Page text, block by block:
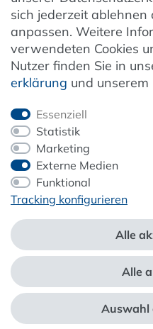
Vertrag widerrufen
Newsletter
Jetzt anmelden
ZAHLUNG
*Alle Preise inkl. der gesetzl. MwSt.
sich jederzeit ablehnen
anpassen. Weitere
verwendeten Cookies
Nutzer finden Sie in
erklärung und unserem
Essenziell
Statistik
Marketing
Externe Medien
Funktional
Tracking konfigurieren
Alle
Alle
Auswahl